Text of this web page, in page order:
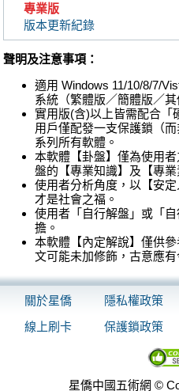
專業版
版本更新紀錄
聲明及注意事項：
適用 Windows 11/10/8/7/
系統（繁體版／簡體版／
實用版(含)以上皆需配合「
用戶僅配發一支保護鎖（
系列所有軟體。
本軟體【卦盤】僅為使用
盤的【專業知識】及【專業
使用者分析角度，以【安
才是社會之福。
使用者「自行解盤」或「
擔。
本軟體【內定解說】僅供
文可能未加修飾，古意應
關於星僑 隱私權政策
線上刷卡
保護鎖政策
星僑中國五術網 ©